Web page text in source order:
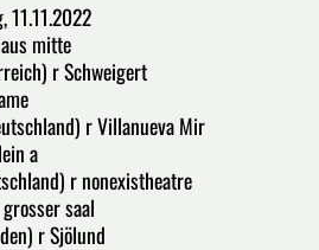
11.11.2022
mitte
r Schweigert
r Villanueva Mir
a
r nonexistheatre
saal
r Sjölund